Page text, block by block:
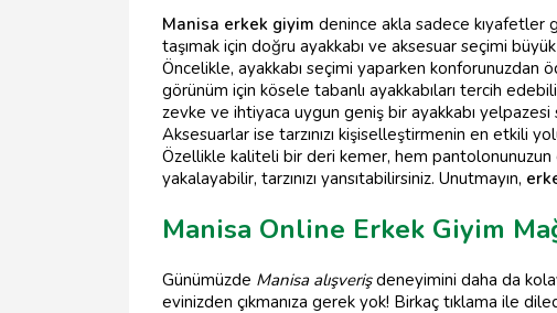
Manisa erkek giyim denince akla sadece kıyafetler
taşımak için doğru ayakkabı ve aksesuar seçimi
Öncelikle, ayakkabı seçimi yaparken konforunuzdan
görünüm için kösele tabanlı ayakkabıları tercih
zevke ve ihtiyaca uygun geniş bir ayakkabı yelpazesi
Aksesuarlar ise tarzınızı kişiselleştirmenin en etkili
Özellikle kaliteli bir deri kemer, hem pantolonunuzun
yakalayabilir, tarzınızı yansıtabilirsiniz. Unutmayın,
Manisa Online Erkek Giyim
Günümüzde Manisa alışverişdeneyimini daha da
evinizden çıkmanıza gerek yok! Birkaç tıklama ile